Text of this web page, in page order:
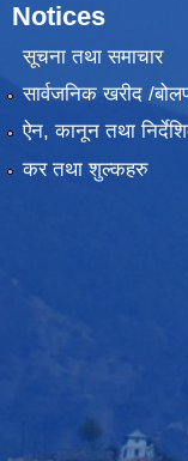
Notices
सूचना तथा समाचार
सार्वजनिक खरीद /
ऐन, कानून तथा
कर तथा शुल्कहरु